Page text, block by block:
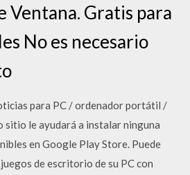
Ventana. Gratis para
No es necesario
para PC / ordenador portátil /
sitio le ayudará a instalar ninguna
en Google Play Store. Puede
de escritorio de su PC con